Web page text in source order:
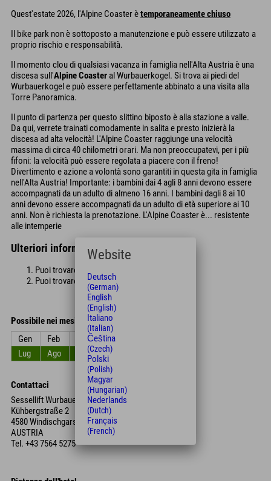
Quest'estate 2026, l'Alpine Coaster ètemporaneamente chiuso
Il bike park non è sottoposto a manutenzione e può essere utilizzato a
proprio rischio e responsabilità.
Il momento clou di qualsiasi vacanza in famiglia nell'Alta Austria è una
discesa sull'Alpine Coaster al Wurbauerkogel. Si trova ai piedi del
Wurbauerkogel e può essere perfettamente abbinato a una visita alla
Torre Panoramica.
Il punto di partenza per questo slittino biposto è alla stazione a valle.
Da qui, verrete trainati comodamente in salita e presto inizierà la
discesa ad alta velocità! L'Alpine Coaster raggiunge una velocità
massima di circa 40 chilometri orari. Ma non preoccupatevi, per i più
fifoni: la velocità può essere regolata a piacere con il freno!
Divertimento e azione a volontà sono garantiti in questa gita in famiglia
nell'Alta Austria! Importante: i bambini dai 4 agli 8 anni devono essere
accompagnati da un adulto di almeno 16 anni. I bambini dagli 8 ai 10
anni devono essere accompagnati da un adulto di età superiore ai 10
anni. Non è richiesta la prenotazione. L'Alpine Coaster è... resistente
alle intemperie
Ulteriori informazioni sull'Alpine Coaster:
Puoi trovare i prezzi di ingresso attuali
Puoi trovare gli orari di apertura
Possibile nei mesi
Gen
Feb Mar Apr
Lug
Ago Ott
Contattaci
Sessellift Wurbauerkogel
Kühbergstraße 2
4580 Windischgarsten
AUSTRIA
Tel. +43 7564 5275
Website
Deutsch
(German)
English
(English)
Italiano
(Italian)
Čeština
(Czech)
Polski
(Polish)
Magyar
(Hungarian)
Nederlands
(Dutch)
Français
(French)